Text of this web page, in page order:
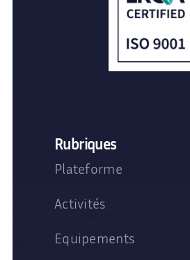
Rubriques
Plateforme
Activités
Equipements